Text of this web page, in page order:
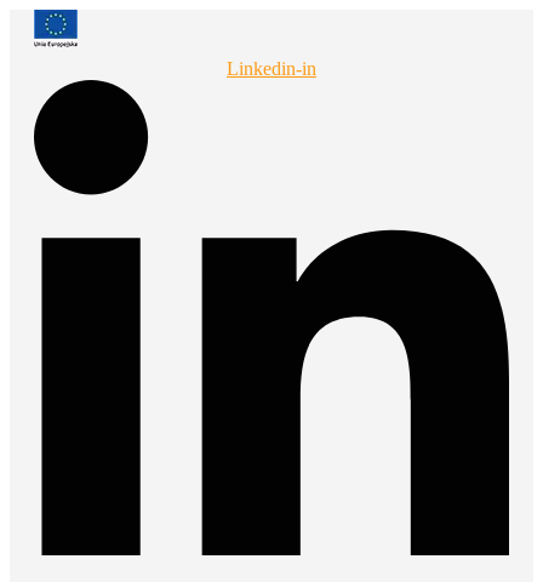
Przejdź
Linkedin-in